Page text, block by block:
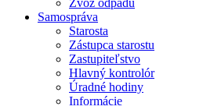
Zvoz odpadu
Samospráva
Starosta
Zástupca starostu
Zastupiteľstvo
Hlavný kontrolór
Úradné hodiny
Informácie